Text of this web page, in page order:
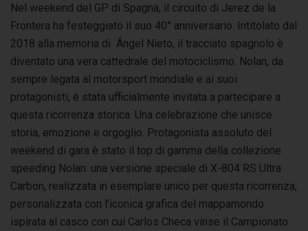
Nel weekend del GP di Spagna, il circuito di Jerez de la
Frontera ha festeggiato il suo 40° anniversario. Intitolato dal
2018 alla memoria di Ángel Nieto, il tracciato spagnolo è
diventato una vera cattedrale del motociclismo. Nolan, da
sempre legata al motorsport mondiale e ai suoi
protagonisti, è stata ufficialmente invitata a partecipare a
questa ricorrenza storica. Una celebrazione che unisce
storia, emozione e orgoglio. Protagonista assoluto del
weekend di gara è stato il top di gamma della collezione
speeding Nolan: una versione speciale di X-804 RS Ultra
Carbon, realizzata in esemplare unico per questa ricorrenza,
personalizzata con l’iconica grafica del mappamondo
ispirata al casco con cui Carlos Checa vinse il Campionato